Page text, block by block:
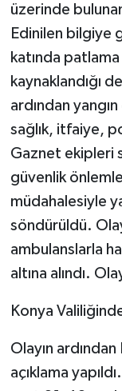
üzerinde
Edinilen bilgiye
katında
kaynaklandığı
ardından
sağlık, itfaiye,
Gaznet ekipleri
güvenlik
müdahalesiyle
söndürüldü.
ambulanslarla
altına alındı.
Konya
Olayın
açıklama